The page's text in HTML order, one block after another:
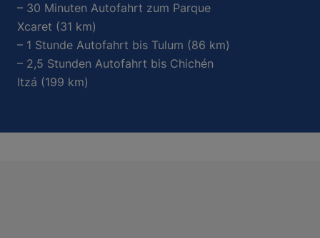
– 30 Minuten Autofahrt zum Parque
Xcaret (31 km)
– 1 Stunde Autofahrt bis Tulum (86 km)
– 2,5 Stunden Autofahrt bis Chichén
Itzá (199 km)